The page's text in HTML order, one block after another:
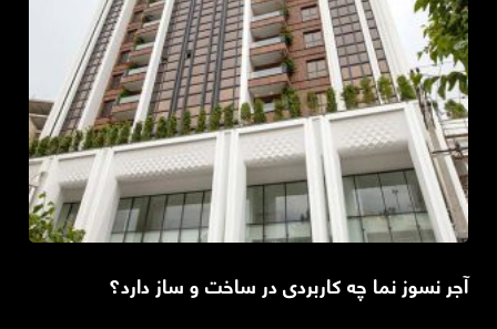
آجر نسوز نما چه کاربردی در ساخت و ساز دارد؟